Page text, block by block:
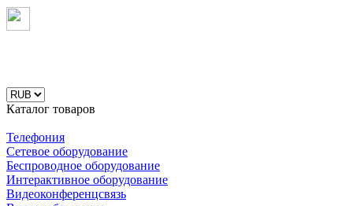
Каталог товаров
Телефония
Сетевое оборудование
Беспроводное оборудование
Интерактивное оборудование
Видеоконференцсвязь